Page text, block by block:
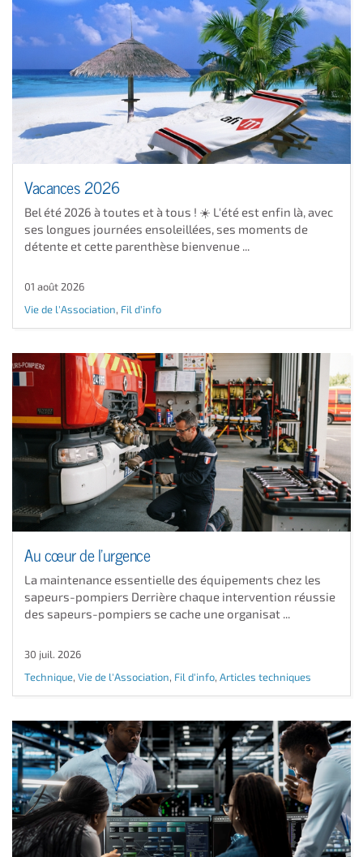
Vacances 2026
Bel été 2026 à toutes et à tous ! ☀️ L'été est enfin là, avec
ses longues journées ensoleillées, ses moments de
détente et cette parenthèse bienvenue ...
01 août 2026
Vie de l'Association, Fil d'info
Au cœur de l'urgence
La maintenance essentielle des équipements chez les
sapeurs-pompiers Derrière chaque intervention réussie
des sapeurs-pompiers se cache une organisat ...
30 juil. 2026
Technique, Vie de l'Association, Fil d'info, Articles techniques